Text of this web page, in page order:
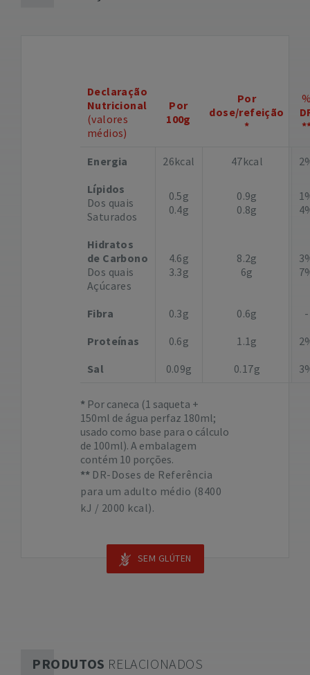
Declaração
Nutricional
(valores
médios)
Por
100g
Por
dose/refeição
*
Energia 26kcal 47kcal
Lípidos
Dos quais
Saturados
0.5g
0.4g
0.9g
0.8g
Hidratos
de Carbono
Dos quais
Açúcares
4.6g
3.3g
8.2g
6g
Fibra 0.3g 0.6g
-
Proteínas
0.6g 1.1g
Sal
0.09g 0.17g
Por caneca (1 saqueta +
150ml de água perfaz 180ml;
usado como base para o cálculo
de 100ml). A embalagem
contém 10 porções.
DR-Doses de Referência
para um adulto médio (8400
kJ / 2000 kcal).
SEM GLÚTEN
PRODUTOS RELACIONADOS